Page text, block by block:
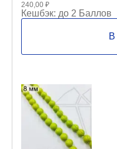
240,00 ₽
Кешбэк: до 2 Баллов
В